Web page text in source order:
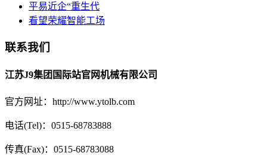
平易近企“重生代
看望荣耀智能工场
联系我们
江苏J9集团国际站官网机械有限公司
官方网址：http://www.ytolb.com
电话(Tel)：0515-68783888
传真(Fax)：0515-68783088